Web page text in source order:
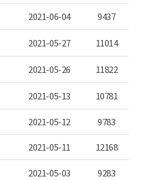
2021-06-04 9437
2021-05-27 11014
2021-05-26 11822
2021-05-13
10781
2021-05-12
9783
2021-05-11
12168
2021-05-03 9283